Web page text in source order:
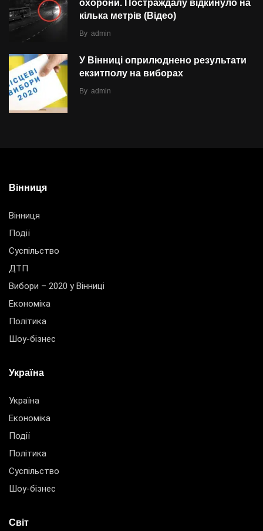
охорони. Постраждалу відкинуло на
кілька метрів (Відео)
By admin
У Вінниці оприлюднено результати
екзитполу на виборах
By admin
Вінниця
Вінниця
Події
Суспільство
ДТП
Вибори – 2020 у Вінниці
Економіка
Політика
Шоу-бізнес
Україна
Україна
Економіка
Події
Політика
Суспільство
Шоу-бізнес
Світ